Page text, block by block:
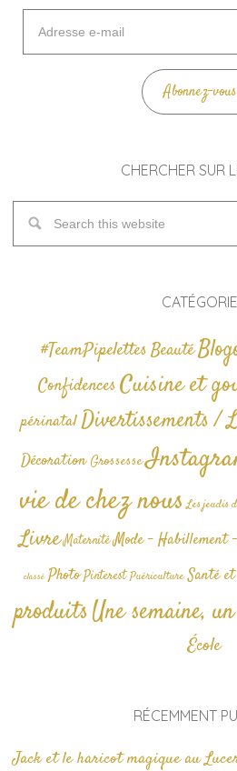
mail
Abonnez-
CHERCHER SUR
#TeamPipelettesBeauté
Confidences Cuisine et
périnatalDivertissements /
Décoration Grossesse
vie de chez nous Les jeudis
Livre Maternité Mode - Habillement -
classé Photo Pinterest Puériculture Santé
produitsUne semaine,
École
RÉCEMMENT
Jack et le haricot magique au